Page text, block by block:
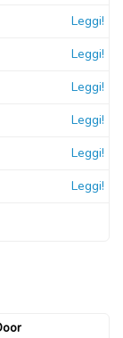
Leggi!
Leggi!
Leggi!
Leggi!
Leggi!
Leggi!